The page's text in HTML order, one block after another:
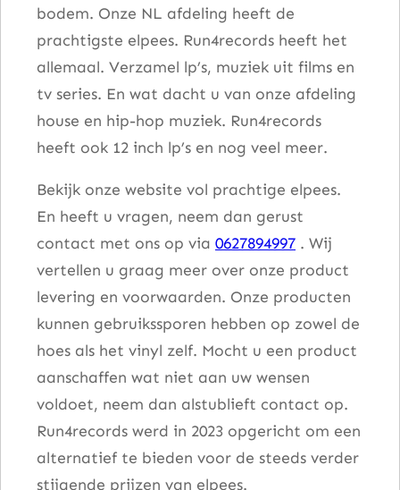
bodem. Onze NL afdeling heeft de
prachtigste elpees. Run4records heeft het
allemaal. Verzamel lp’s, muziek uit films en
tv series. En wat dacht u van onze afdeling
house en hip-hop muziek. Run4records
heeft ook 12 inch lp’s en nog veel meer.
Bekijk onze website vol prachtige elpees.
En heeft u vragen, neem dan gerust
contact met ons op via 0627894997 . Wij
vertellen u graag meer over onze product
levering en voorwaarden. Onze producten
kunnen gebruikssporen hebben op zowel de
hoes als het vinyl zelf. Mocht u een product
aanschaffen wat niet aan uw wensen
voldoet, neem dan alstublieft contact op.
Run4records werd in 2023 opgericht om een
alternatief te bieden voor de steeds verder
stijgende prijzen van elpees.